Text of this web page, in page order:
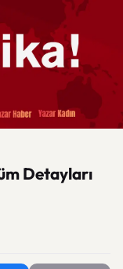
Detayları